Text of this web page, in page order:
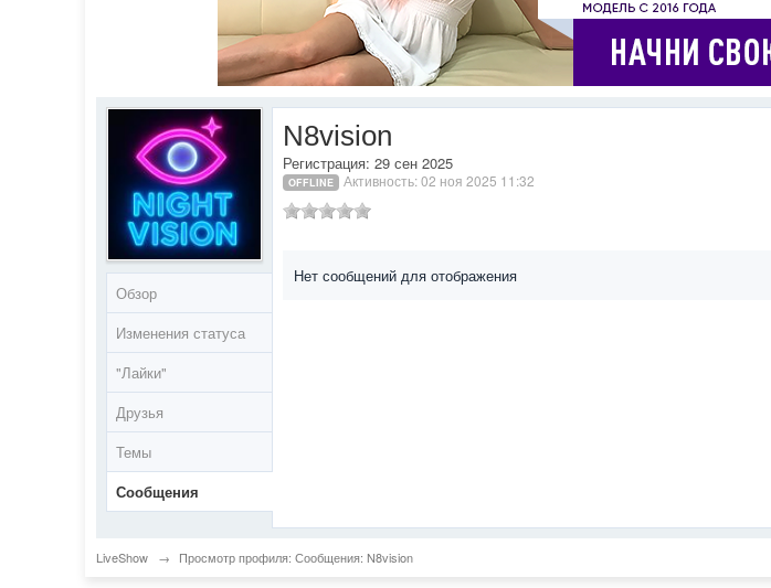
Обзор
Изменения статуса
"Лайки"
Друзья
Темы
Сообщения
N8vision
Регистрация: 29 сен 2025
OFFLINE
Активность: 02 ноя 2025 11:32
Нет сообщений для отображения
LiveShow → Просмотр профиля: Сообщения: N8vision